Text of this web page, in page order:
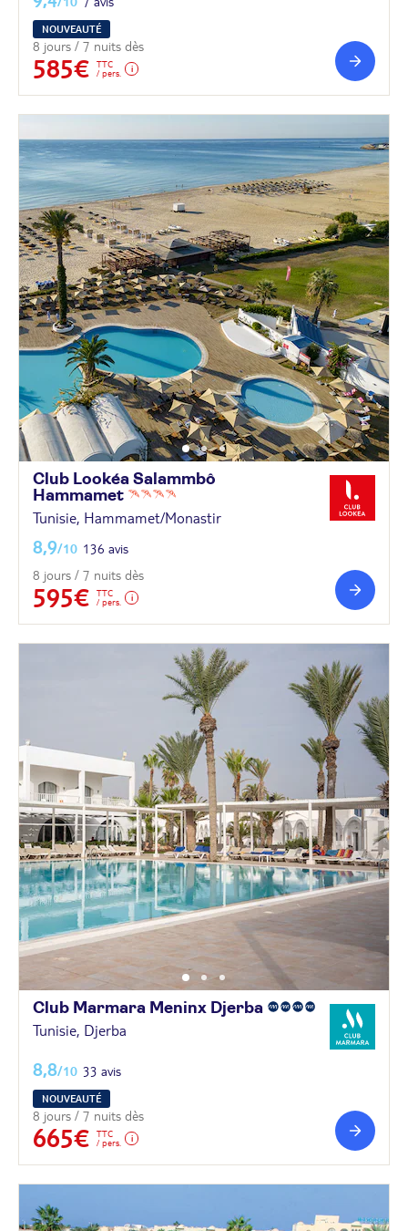
NOUVEAUTÉ
8 jours / 7 nuits dès
585€
TTC
/ pers.
Club Lookéa Salammbô
Hammamet
Tunisie, Hammamet/Monastir
8,9/10 136 avis
8 jours / 7 nuits dès
595€
TTC
/ pers.
Club Marmara Meninx Djerba
Tunisie, Djerba
8,8/10 33 avis
NOUVEAUTÉ
8 jours / 7 nuits dès
665€
TTC
/ pers.